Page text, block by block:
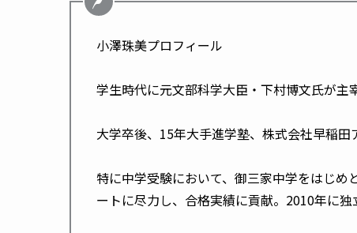
小澤珠美プロフィール
学生時代に元文部科学大臣・下村博文氏が主
大学卒後、15年大手進学塾、株式会社早稲田
特に中学受験において、御三家中学をはじ
ートに尽力し、合格実績に貢献。2010年に独